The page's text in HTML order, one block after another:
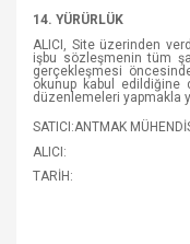
14. YÜRÜRLÜK
ALICI, Site üzerinden
işbu sözleşmenin tüm
gerçekleşmesi
okunup kabul edildiğine
düzenlemeleri yapmakla
SATICI:ANTMAK
ALICI:
TARİH: